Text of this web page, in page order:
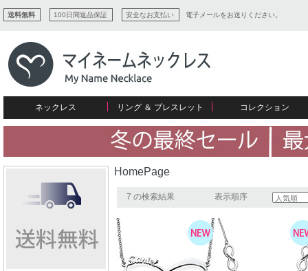
送料無料 100日間返品保証 安全なお支払い 電子メールをお送りください。
ネックレス
すべてコレクションを見る
ネームネックレス
プチネームネックレス
リング ＆ ブレスレット
リング
愛のブレスレット
コレクション
愛を表すコレクション
イニシャルジュエリー
誕生石コレクション
バーネックレスコレクション
ディスクとサークルのコレクション
ネームプレビュー
マザーズ
メンズ
ギフトコレクション
HomePage
7 の検索結果 表示順序